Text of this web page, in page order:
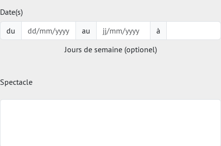
Date(s)
du
au
à
Jours de semaine (optionel)
Spectacle